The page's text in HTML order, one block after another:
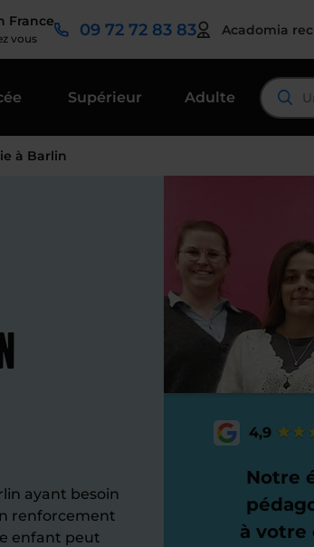
France
vous 09 72 72 83 83 Acadomia
Supérieur Adulte
à Barlin
ayant besoin
renforcement
enfant peut
4,9
Notre
à votre